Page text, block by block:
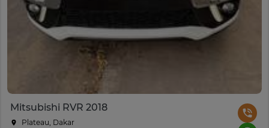
Mitsubishi RVR 2018
Plateau, Dakar